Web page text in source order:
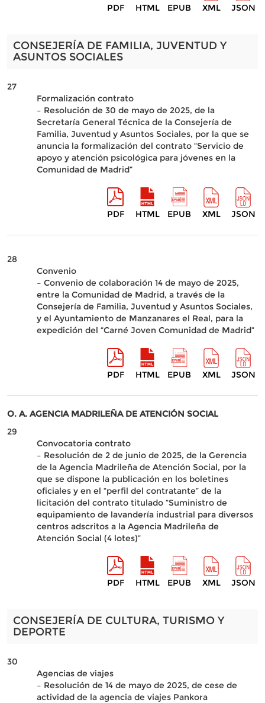
PDF HTML EPUB XML JSON
CONSEJERÍA DE FAMILIA, JUVENTUD Y
ASUNTOS SOCIALES
27
Formalización contrato
– Resolución de 30 de mayo de 2025, de la
Secretaría General Técnica de la Consejería de
Familia, Juventud y Asuntos Sociales, por la que se
anuncia la formalización del contrato “Servicio de
apoyo y atención psicológica para jóvenes en la
Comunidad de Madrid”
PDF HTML EPUB XML JSON
28
Convenio
– Convenio de colaboración 14 de mayo de 2025,
entre la Comunidad de Madrid, a través de la
Consejería de Familia, Juventud y Asuntos Sociales,
y el Ayuntamiento de Manzanares el Real, para la
expedición del “Carné Joven Comunidad de Madrid”
PDF HTML EPUB XML JSON
O. A. AGENCIA MADRILEÑA DE ATENCIÓN SOCIAL
29
Convocatoria contrato
– Resolución de 2 de junio de 2025, de la Gerencia
de la Agencia Madrileña de Atención Social, por la
que se dispone la publicación en los boletines
oficiales y en el “perfil del contratante” de la
licitación del contrato titulado “Suministro de
equipamiento de lavandería industrial para diversos
centros adscritos a la Agencia Madrileña de
Atención Social (4 lotes)”
PDF HTML EPUB XML JSON
CONSEJERÍA DE CULTURA, TURISMO Y
DEPORTE
30
Agencias de viajes
– Resolución de 14 de mayo de 2025, de cese de
actividad de la agencia de viajes Pankora